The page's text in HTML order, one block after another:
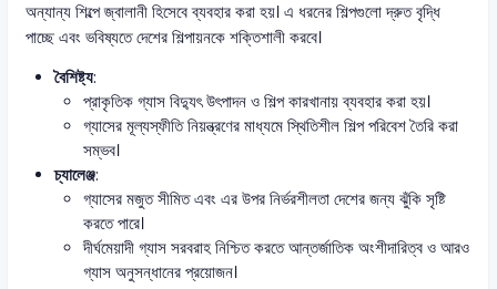
অন্যান্য শিল্পে জ্বালানী হিসেবে ব্যবহার করা হয়। এ ধরনের শিল্পগুলো দ্রুত বৃদ্ধি
পাচ্ছে এবং ভবিষ্যতে দেশের শিল্পায়নকে শক্তিশালী করবে।
বৈশিষ্ট্য:
প্রাকৃতিক গ্যাস বিদ্যুৎ উৎপাদন ও শিল্প কারখানায় ব্যবহার করা হয়।
গ্যাসের মূল্যস্ফীতি নিয়ন্ত্রণের মাধ্যমে স্থিতিশীল শিল্প পরিবেশ তৈরি করা
সম্ভব।
চ্যালেঞ্জ:
গ্যাসের মজুত সীমিত এবং এর উপর নির্ভরশীলতা দেশের জন্য ঝুঁকি সৃষ্টি
করতে পারে।
দীর্ঘমেয়াদী গ্যাস সরবরাহ নিশ্চিত করতে আন্তর্জাতিক অংশীদারিত্ব ও আরও
গ্যাস অনুসন্ধানের প্রয়োজন।